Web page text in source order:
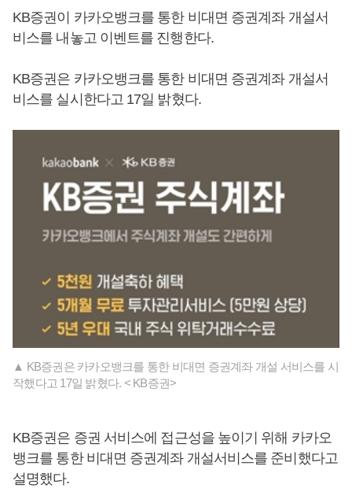
KB증권이 카카오뱅크를 통한 비대면 증권계좌 개설서
비스를 내놓고 이벤트를 진행한다.
KB증권은 카카오뱅크를 통한 비대면 증권계좌 개설서
비스를 실시한다고 17일 밝혔다.
▲ KB증권은 카카오뱅크를 통한 비대면 증권계좌 개설 서비스를 시
작했다고 17일 밝혔다. < KB증권>
KB증권은 증권 서비스에 접근성을 높이기 위해 카카오
뱅크를 통한 비대면 증권계좌 개설서비스를 준비했다고
설명했다.